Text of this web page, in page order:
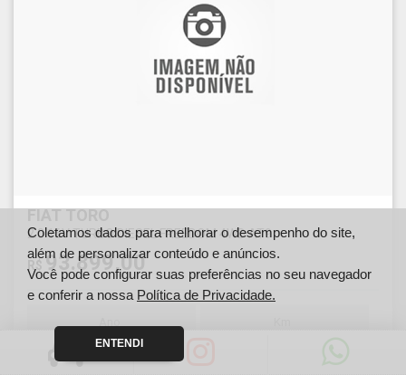
2.0 16V TURBO DIESEL FREEDOM 4WD AT9
93.899,00
2019
Coletamos dados para melhorar o desempenho do site,
além de personalizar conteúdo e anúncios.
Você pode configurar suas preferências no seu navegador
e conferir a nossa Política de Privacidade.
ENTENDI